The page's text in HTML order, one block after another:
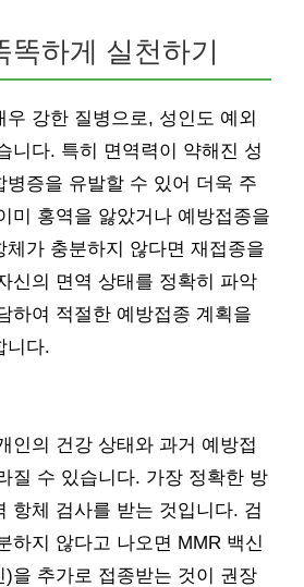
똑하게 실천하기
우 강한 질병으로, 성인도 예외
니다. 특히 면역력이 약해진 성
병증을 유발할 수 있어 더욱 주
미 홍역을 앓았거나 예방접종을
체가 충분하지 않다면 재접종을
신의 면역 상태를 정확히 파악
하여 적절한 예방접종 계획을
니다.
인의 건강 상태와 과거 예방접
질 수 있습니다. 가장 정확한 방
항체 검사를 받는 것입니다. 검
하지 않다고 나오면 MMR 백신
을 추가로 접종받는 것이 권장